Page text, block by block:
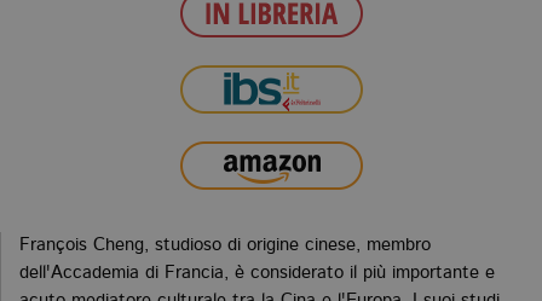
François Cheng, studioso di origine cinese, membro
dell'Accademia di Francia, è considerato il più importante e